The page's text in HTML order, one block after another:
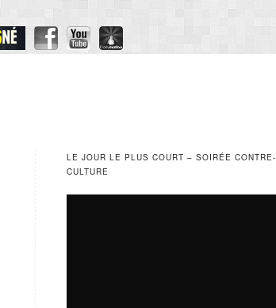
LE JOUR LE PLUS COURT – SOIRÉE CONTRE-
CULTURE